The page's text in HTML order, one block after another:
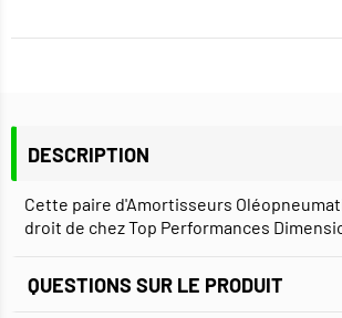
DESCRIPTION
Cette paire d'Amortisseurs
droit de chez Top Performances
QUESTIONS SUR LE PRODUIT